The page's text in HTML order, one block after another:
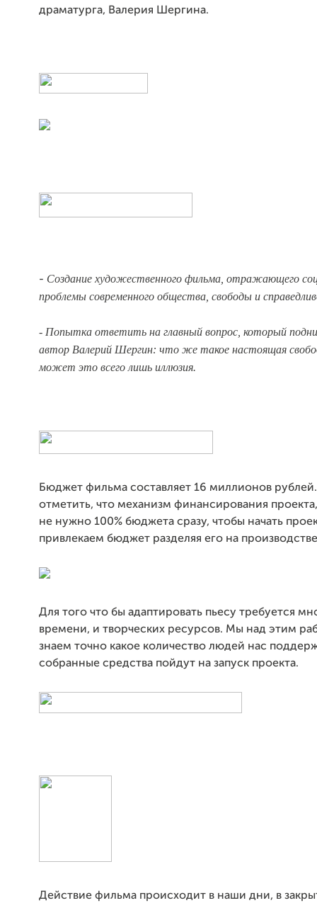
драматурга, Валерия Шергина.
- Создание художественного фильма, отражающего
проблемы современного общества, свободы и
- Попытка ответить на главный вопрос, который
автор Валерий Шергин: что же такое настоящая
может это всего лишь иллюзия.
Бюджет фильма составляет 16 миллионов
отметить, что механизм финансирования
не нужно 100% бюджета сразу, чтобы начать
привлекаем бюджет разделяя его на
Для того что бы адаптировать пьесу требуется
времени, и творческих ресурсов. Мы над этим
знаем точно какое количество людей нас
собранные средства пойдут на запуск проекта.
Действие фильма происходит в наши дни, в